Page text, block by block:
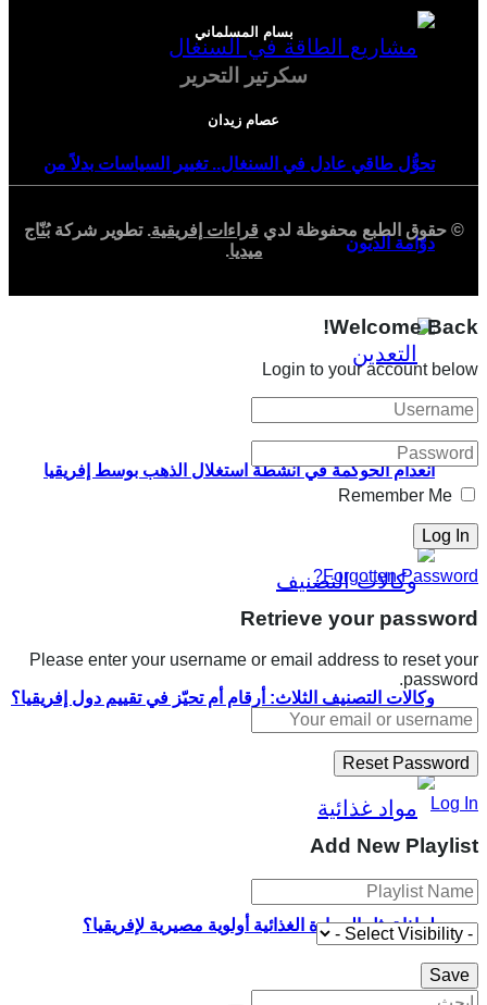
تحوُّل طاقي عادل في السنغال.. تغيير السياسات بدلاً من
دوّامة الديون
انعدام الحوكمة في أنشطة استغلال الذهب بوسط إفريقيا
وكالات التصنيف الثلاث: أرقام أم تحيّز في تقييم دول إفريقيا؟
لماذا تمثل السيادة الغذائية أولوية مصيرية لإفريقيا؟
بسام المسلماني
سكرتير التحرير
عصام زيدان
© حقوق الطبع محفوظة لدي قراءات إفريقية. تطوير شركةبُنّاج
ميديا.
Welcome Back!
Login to your account below
Remember Me
Forgotten Password?
Retrieve your password
Please enter your username or email address to reset your
password.
Log In
Add New Playlist